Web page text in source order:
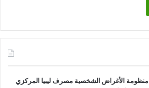
منظومة الأغراض الشخصية مصرف ليبيا المركزي